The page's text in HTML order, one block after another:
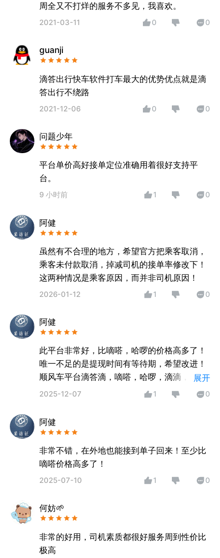
周全又不打烊的服务不多见，我喜欢。
2021-03-11 0 0
guanji
滴答出行快车软件打车最大的优势优点就是滴
答出行不绕路
2021-12-06 0 0
问题少年
平台单价高好接单定位准确用着很好支持平
台。
9 小时前 1 0
阿健
虽然有不合理的地方，希望官方把乘客取消，
乘客未付款取消，掉减司机的接单率修改下！
这两种情况是乘客原因，而并非司机原因！
2026-01-12 1 0
阿健
此平台非常好，比嘀嗒，哈啰的价格高多了！
唯一不足的是提现时间有等待期，希望改进！
顺风车平台滴答滴，嘀嗒，哈啰，滴滴，高德
等都有顺风车！
展开
2025-12-07 1 0
阿健
非常不错，在外地也能接到单子回来！至少比
嘀嗒价格高多了！
2025-07-10 1 0
何妨🌱
非常的好用，司机素质都很好服务周到性价比
极高